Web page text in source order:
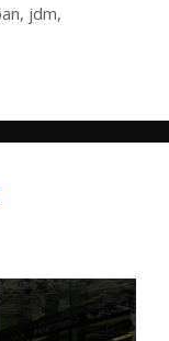
, jdm,